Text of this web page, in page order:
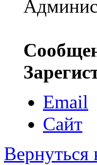
Email
Сайт
Вернуться